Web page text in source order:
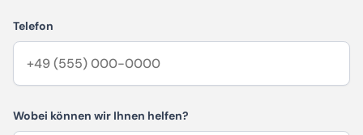
Telefon
Wobei können wir Ihnen helfen?